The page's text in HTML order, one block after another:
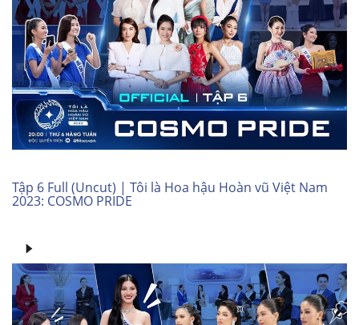
Tập 6 Full (Uncut) | Tôi là Hoa hậu Hoàn vũ Việt Nam
2023: COSMO PRIDE